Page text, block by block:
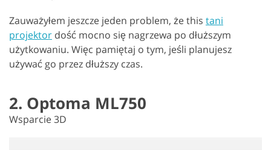
Zauważyłem jeszcze jeden problem, że this tani
projektor dość mocno się nagrzewa po dłuższym
użytkowaniu. Więc pamiętaj o tym, jeśli planujesz
używać go przez dłuższy czas.
2. Optoma ML750
Wsparcie 3D